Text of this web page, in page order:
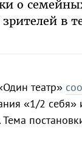
о
зрителей в
театр»
«1/2 себя»
Тема